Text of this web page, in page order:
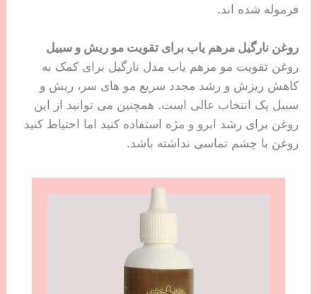
فرموله شده اند.
روغن نارگیل مرهم یاب برای تقویت مو ریش و سبیل
روغن تقویت مو مرهم یاب مدل نارگیل برای کمک به
کاهش ریزش و رشد مجدد سریع مو های سر، ریش و
سبیل یک انتخاب عالی است. همچنین می توانید از این
روغن برای رشد ابرو و مژه استفاده کنید اما احتیاط کنید
روغن با چشم تماسی نداشته باشد.